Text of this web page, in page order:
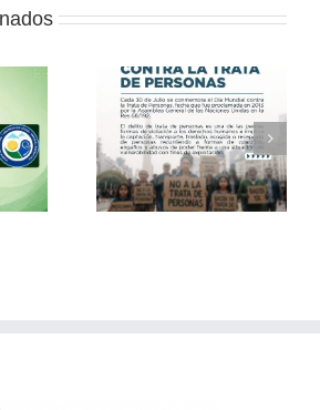
– Día
la
Vacaciones de
invierno con el
Consejo